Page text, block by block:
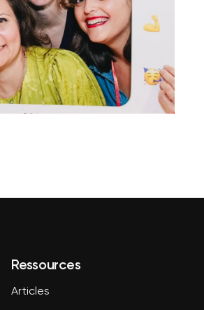
Ressources
Articles